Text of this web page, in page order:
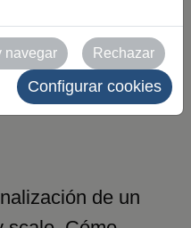
de un
navegar Rechazar
Configurar cookies